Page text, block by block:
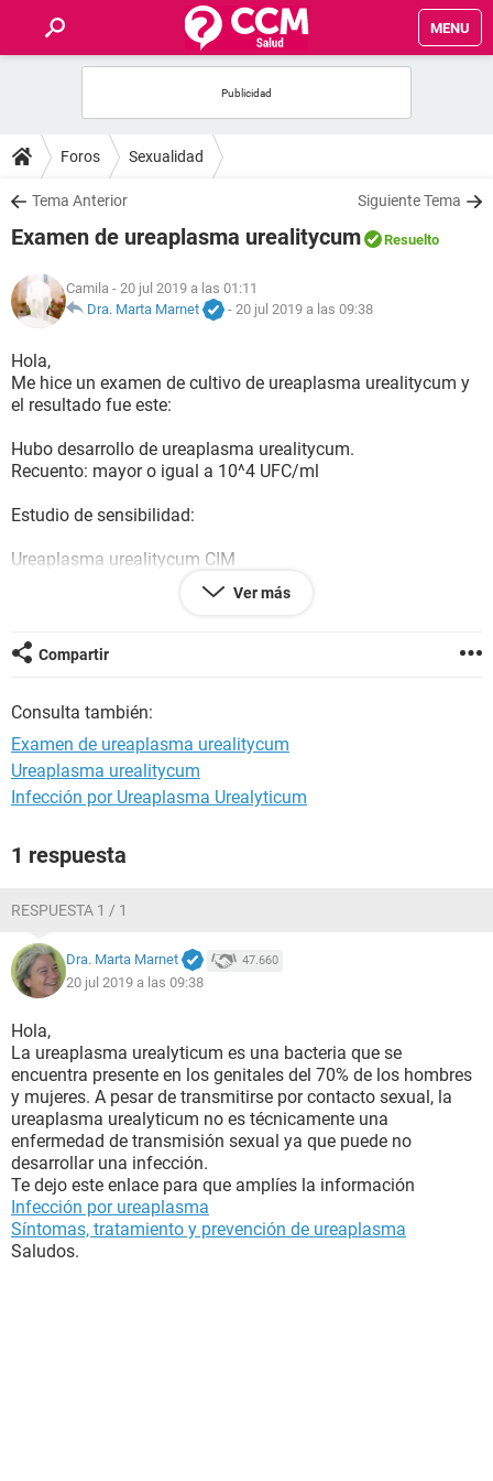
MENU
FOROS
SALUD
NUTRICIÓN
BIENESTAR
GLOSARIO
Foros Sexualidad
Tema Anterior Siguiente Tema
Examen de ureaplasma urealitycum Resuelto
Camila - 20 jul 2019 a las 01:11
Dra. Marta Marnet
- 20 jul 2019 a las 09:38
Hola,
Me hice un examen de cultivo de ureaplasma urealitycum y
el resultado fue este:
Hubo desarrollo de ureaplasma urealitycum.
Recuento: mayor o igual a 10^4 UFC/ml
Estudio de sensibilidad:
Ureaplasma urealitycum CIM
Tetraciclina S
que yo tenga esto. Porfavor gracias.
Ver más
Compartir
Consulta también:
Examen de ureaplasma urealitycum
Ureaplasma urealitycum
Infección por Ureaplasma Urealyticum
1 respuesta
RESPUESTA 1 / 1
Dra. Marta Marnet 47.660
20 jul 2019 a las 09:38
Hola,
La ureaplasma urealyticum es una bacteria que se
encuentra presente en los genitales del 70% de los hombres
y mujeres. A pesar de transmitirse por contacto sexual, la
ureaplasma urealyticum no es técnicamente una
enfermedad de transmisión sexual ya que puede no
desarrollar una infección.
Te dejo este enlace para que amplíes la información
Infección por ureaplasma
Síntomas, tratamiento y prevención de ureaplasma
Saludos.